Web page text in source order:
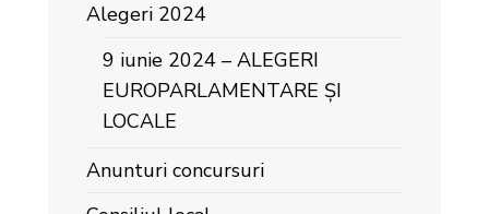
Alegeri 2024
9 iunie 2024 – ALEGERI
EUROPARLAMENTARE ȘI
LOCALE
Anunturi concursuri